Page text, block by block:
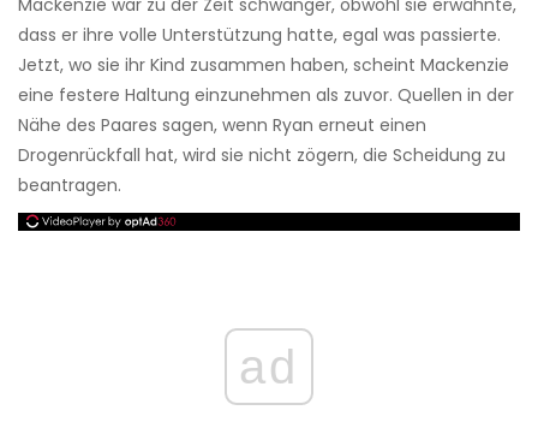
Mackenzie war zu der Zeit schwanger, obwohl sie erwähnte,
dass er ihre volle Unterstützung hatte, egal was passierte.
Jetzt, wo sie ihr Kind zusammen haben, scheint Mackenzie
eine festere Haltung einzunehmen als zuvor. Quellen in der
Nähe des Paares sagen, wenn Ryan erneut einen
Drogenrückfall hat, wird sie nicht zögern, die Scheidung zu
beantragen.
ad